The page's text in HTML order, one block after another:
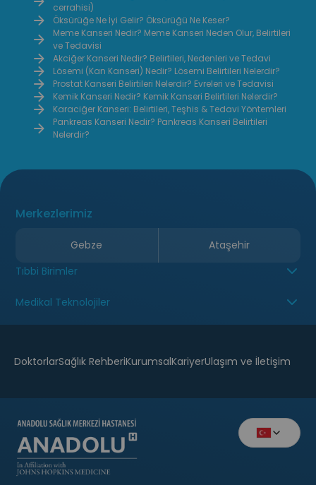
yöntem
işlevsel
cerrahisi)
Öksürüğe Ne İyi Gelir? Öksürüğü Ne Keser?
Meme Kanseri Nedir? Meme Kanseri Neden Olur, Belirtileri
ve Tedavisi
Akciğer Kanseri Nedir? Belirtileri, Nedenleri ve Tedavi
Lösemi (Kan Kanseri) Nedir? Lösemi Belirtileri Nelerdir?
Prostat Kanseri Belirtileri Nelerdir? Evreleri ve Tedavisi
Kemik Kanseri Nedir? Kemik Kanseri Belirtileri Nelerdir?
Karaciğer Kanseri: Belirtileri, Teşhis & Tedavi Yöntemleri
Pankreas Kanseri Nedir? Pankreas Kanseri Belirtileri
Nelerdir?
Merkezlerimiz
Gebze
Ataşehir
Tıbbi Birimler
Medikal Teknolojiler
DoktorlarSağlık RehberiKurumsalKariyerUlaşım ve İletişim